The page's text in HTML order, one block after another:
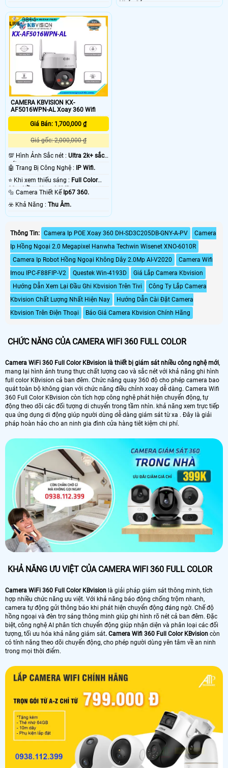
CAMERA KBVISION KX-
AF5016WPN-AL Xoay 360 Wifi
Giá Bán: 1,700,000 ₫
Giá gốc: 2,000,000 ₫
💯 Hình Ảnh Sắc nét : Ultra 2k+ sắc
nét .
🤖️ Trang Bị Công Nghệ : IP Wifi.
⭐ Khi xem thiếu sáng : Full Color
30m Hồng Ngoại SMD.
🔩 Camera Thiết Kế Ip67 360.
️☣️ Khả Năng : Thu Âm.
3814
Thông Tin: Camera Ip POE Xoay 360 DH-SD3C205DB-GNY-A-PV
Camera
Ip Hồng Ngoại 2.0 Megapixel Hanwha Techwin Wisenet XNO-6010R
Camera Ip Robot Hồng Ngoại Không Dây 2.0Mp AI-V2020
Camera Wifi
Imou IPC-F88FIP-V2
Questek Win-4193D
Giá Lắp Camera Kbvision
Hướng Dẫn Xem Lại Đầu Ghi Kbvision Trên Tivi
Công Ty Lắp Camera
Kbvision Chất Lượng Nhất Hiện Nay
Hướng Dẫn Cài Đặt Camera
Kbvision Trên Điện Thoại
Báo Giá Camera Kbvision Chính Hãng
CHỨC NĂNG CỦA CAMERA WIFI 360 FULL COLOR
Camera WiFi 360 Full Color KBvision là thiết bị giám sát nhiều công nghệ mới,
mang lại hình ảnh trung thực chất lượng cao và sắc nét với khả năng ghi hình
full color KBvision cả ban đêm. Chức năng quay 360 độ cho phép camera bao
quát toàn bộ không gian với chức năng điều chỉnh xoay dễ dàng. Camera Wifi
360 Full Color KBvision còn tích hợp công nghệ phát hiện chuyển động, tự
động theo dõi các đối tượng di chuyển trong tầm nhìn. khả năng xem trực tiếp
qua ứng dụng di động giúp người dùng dễ dàng giám sát từ xa . Đây là giải
pháp hoàn hảo cho an ninh gia đình cửa hàng tiêt kiệm chi phí.
KHẢ NĂNG ƯU VIỆT CỦA CAMERA WIFI 360 FULL COLOR
Camera WiFi 360 Full Color KBvision là giải pháp giám sát thông minh, tích
hợp nhiều chức năng ưu việt. Với khả năng báo động chống trộm nhanh,
camera tự động gửi thông báo khi phát hiện chuyển động đáng ngờ. Chế độ
hồng ngoại và đèn trợ sáng thông minh giúp ghi hình rõ nét cả ban đêm. Đặc
biệt, công nghệ AI phân tích chuyển động giúp nhận diện và phân loại các đối
tượng, tối ưu hóa khả năng giám sát. Camera Wifi 360 Full Color KBvision còn
có tính năng theo dõi chuyển động, cho phép người dùng yên tâm về an ninh
trong mọi thời điểm.